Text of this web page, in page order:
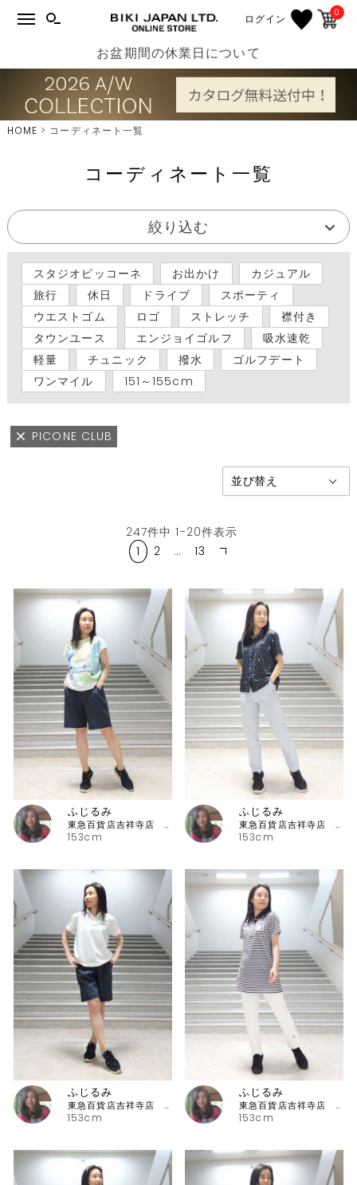
ログイン 0
お盆期間の休業日について
HOME コーディネート一覧
コーディネート一覧
絞り込む
スタジオピッコーネ お出かけ
カジュアル
旅行
休日 ドライブ
スポーティ
ウエストゴム
ロゴ ストレッチ
襟付き
タウンユース
エンジョイゴルフ
吸水速乾
軽量
チュニック 撥水
ゴルフデート
ワンマイル
151～155cm
PICONE CLUB
247件中 1-20件表示
1
2 … 13
153cm
ふじるみ
東急百貨店吉祥寺店 ピッコーネ
153cm
ふじるみ
東急百貨店吉祥寺店 ピッコーネ
153cm
ふじるみ
東急百貨店吉祥寺店 ピッコーネ
153cm
ふじるみ
東急百貨店吉祥寺店 ピッコーネ